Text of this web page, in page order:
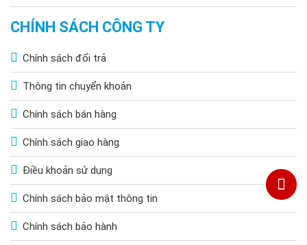
CHÍNH SÁCH CÔNG TY
Chính sách đổi trả
Thông tin chuyển khoản
Chính sách bán hàng
Chính sách giao hàng
Điều khoản sử dụng
Chính sách bảo mật thông tin
Chính sách bảo hành